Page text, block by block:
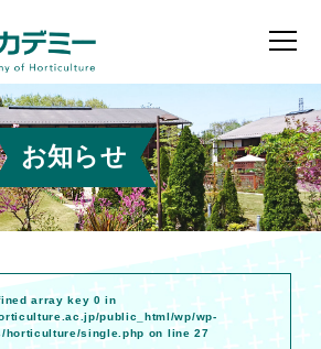
お知らせ
array key 0 in
public_html/wp/wp-
horticulture/single.php on line27